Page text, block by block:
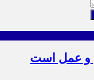
و عمل است